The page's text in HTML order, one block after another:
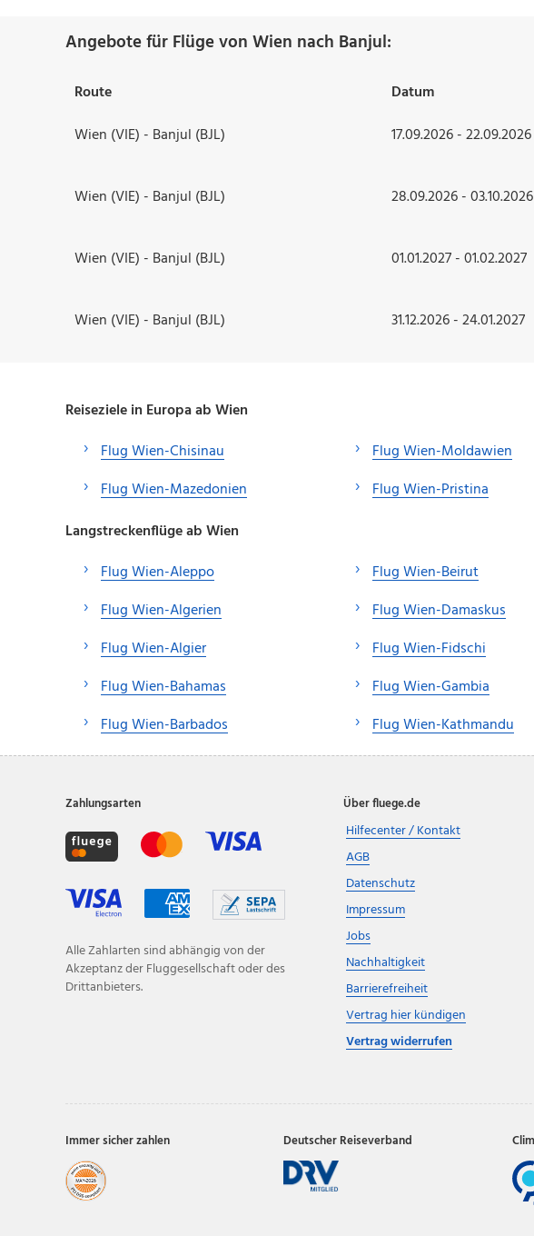
Angebote für Flüge von Wien nach Banjul:
Route Datum
Wien (VIE) - Banjul (BJL)
17.09.2026 - 22.09.2026
Wien (VIE) - Banjul (BJL) 28.09.2026 - 03.10.2026
Wien (VIE) - Banjul (BJL) 01.01.2027 - 01.02.2027
Wien (VIE) - Banjul (BJL) 31.12.2026 - 24.01.2027
Reiseziele in Europa ab Wien
Flug Wien-Chisinau
Flug Wien-Mazedonien
Flug Wien-Moldawien
Flug Wien-Pristina
Langstreckenflüge ab Wien
Flug Wien-Aleppo
Flug Wien-Algerien
Flug Wien-Algier
Flug Wien-Bahamas
Flug Wien-Barbados
Flug Wien-Beirut
Flug Wien-Damaskus
Flug Wien-Fidschi
Flug Wien-Gambia
Flug Wien-Kathmandu